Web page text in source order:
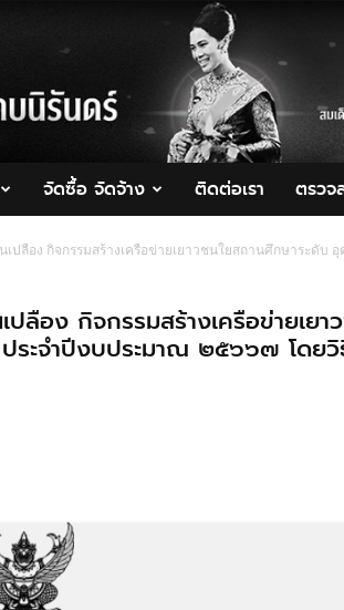
จัดซื้อ จัดจ้าง ติดต่อเรา ตรวจ
ปลือง กิจกรรมสร้างเครือข่ายเยาวชนใยสถานศึกษาระดั
ลือง กิจกรรมสร้างเครือข่ายเยา
ะจำปีงบประมาณ ๒๕๖๖๗ โดยวิ